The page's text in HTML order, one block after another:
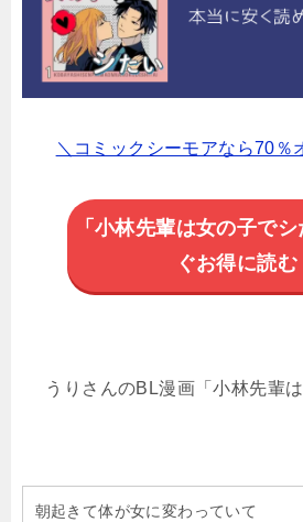
＼コミックシーモアなら70％
「小林先輩は女の子で
ぐお得に読む
うりさんのBL漫画「小林先輩
朝起きて体が女に変わっていて